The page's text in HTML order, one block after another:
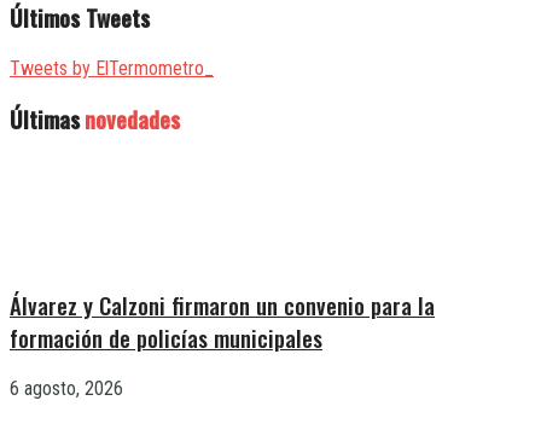
Últimos Tweets
Tweets by ElTermometro_
Últimasnovedades
Álvarez y Calzoni firmaron un convenio para la
formación de policías municipales
6 agosto, 2026